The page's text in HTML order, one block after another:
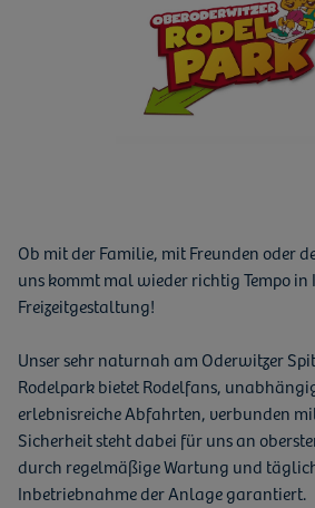
Ob mit der Familie, mit Freunden oder
uns kommt mal wieder richtig Tempo in
Freizeitgestaltung!
Unser sehr naturnah am Oderwitzer
Rodelpark bietet Rodelfans,
erlebnisreiche Abfahrten, verbunden
Sicherheit steht dabei für uns an
durch regelmäßige Wartung und
Inbetriebnahme der Anlage garantiert.